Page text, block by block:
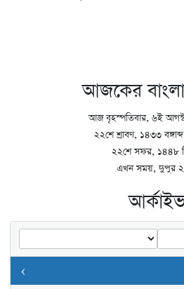
আজকের
আজ বৃহস্পতিবার, ৬ই
২২শে শ্রাবণ, ১৪৩৩
২২শে সফর, ১৪৪৮
এখন সময়, দুপুর
‹